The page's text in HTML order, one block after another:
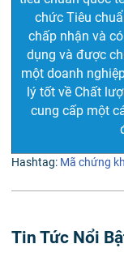
chức Tiêu
chấp nhận và
dụng và được
một doanh
lý tốt về Chất
cung cấp một
Hashtag: Mã chứng
Tin Tức Nổi